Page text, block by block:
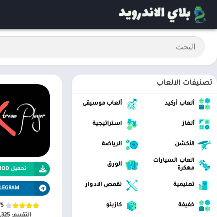
تحميل APK MOD
تصنيفات الالعاب
ألعاب أركيد ألعاب موسيقى
ألغاز استراتيجية
الأكشن الرياضة
العاب السيارات
مهكرة
الورق
تعليمية تقمص الادوار
خفيفة كازينو